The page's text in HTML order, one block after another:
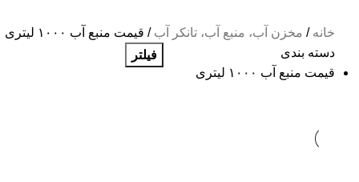
خانه مخزن آب، منبع آب، تانکر آب قیمت منبع آب ۱۰۰۰ لیتری
دسته بندی
قیمت منبع آب ۱۰۰۰ لیتری
فیلتر